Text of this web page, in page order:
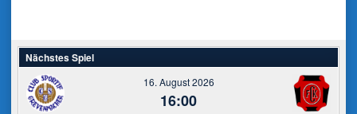
Nächstes Spiel
16. August 2026
16:00